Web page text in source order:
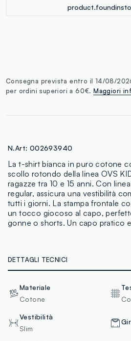
Consegna prevista entro il 14/08/
per ordini superiori a 60€.Maggiori
N.Art: 002693940
La t-shirt bianca in puro cotone
scollo rotondo della linea OVS
ragazze tra 10 e 15 anni. Con
regular, assicura una vestibilità
tutti i giorni. La stampa frontale
un tocco giocoso al capo,
gonne o shorts. Un capo pratico
DETTAGLI TECNICI
Materiale
Cotone
Vestibilità
Slim